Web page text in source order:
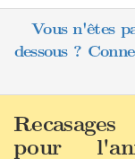
Vous n'êtes
dessous ?
Recasages
pour